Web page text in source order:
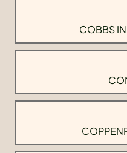
COBBS